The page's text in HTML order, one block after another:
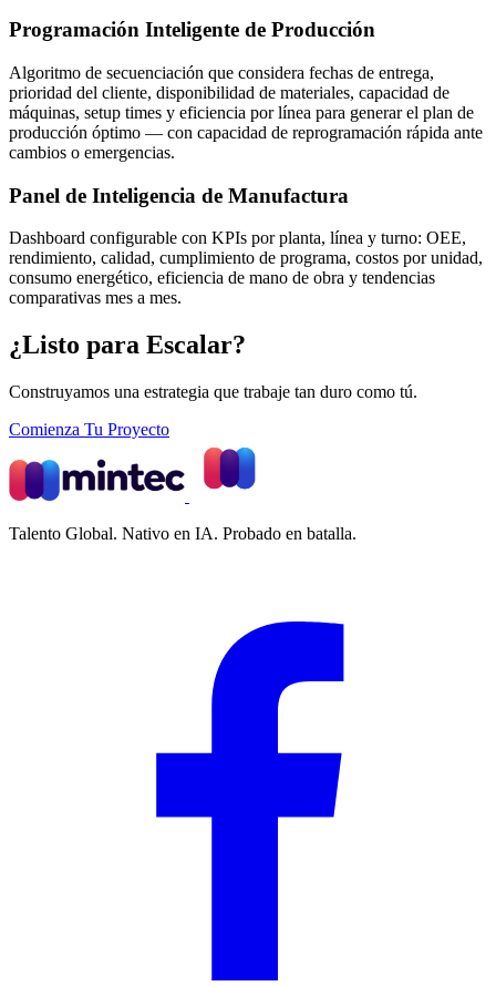
Programación Inteligente de Producción
Algoritmo de secuenciación que considera fechas de entrega,
prioridad del cliente, disponibilidad de materiales, capacidad de
máquinas, setup times y eficiencia por línea para generar el plan de
producción óptimo — con capacidad de reprogramación rápida ante
cambios o emergencias.
Panel de Inteligencia de Manufactura
Dashboard configurable con KPIs por planta, línea y turno: OEE,
rendimiento, calidad, cumplimiento de programa, costos por unidad,
consumo energético, eficiencia de mano de obra y tendencias
comparativas mes a mes.
¿Listo para Escalar?
Construyamos una estrategia que trabaje tan duro como tú.
Comienza Tu Proyecto
Talento Global. Nativo en IA. Probado en batalla.